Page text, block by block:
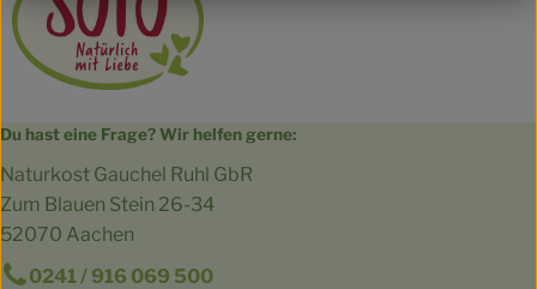
Du hast eine Frage? Wir helfen gerne:
Naturkost Gauchel Ruhl GbR
Zum Blauen Stein 26-34
52070 Aachen
0241 / 916 069 500